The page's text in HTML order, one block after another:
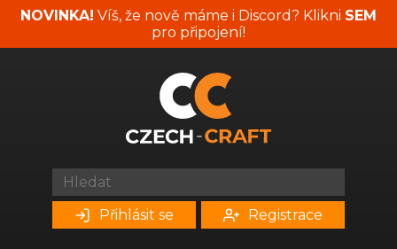
NOVINKA! Víš, že nově máme i Discord? Klikni SEM
pro připojení!
Přihlásit se Registrace